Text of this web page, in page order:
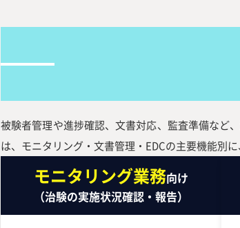
被験者管理や進捗確認、文書対応、監査準備など
は、モニタリング・文書管理・EDCの主要機能別
モニタリング業務向け
（治験の実施状況確認・報告）